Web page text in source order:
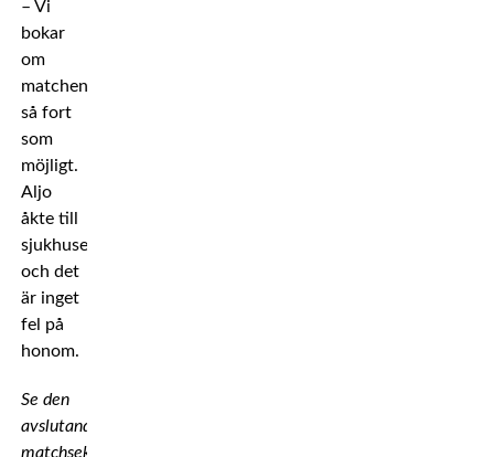
– Vi
bokar
om
matchen
så fort
som
möjligt.
Aljo
åkte till
sjukhuset
och det
är inget
fel på
honom.
Se den
avslutande
matchsekvensen